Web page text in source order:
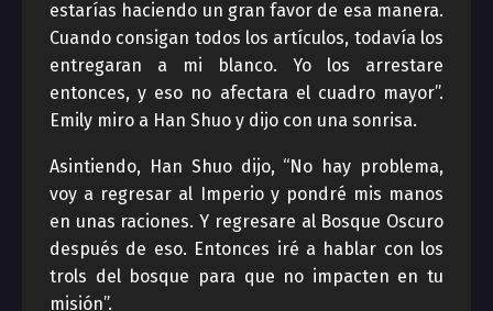
estarías haciendo un gran favor de esa manera.
Cuando consigan todos los artículos, todavía los
entregaran a mi blanco. Yo los arrestare
entonces, y eso no afectara el cuadro mayor”.
Emily miro a Han Shuo y dijo con una sonrisa.
Asintiendo, Han Shuo dijo, “No hay problema,
voy a regresar al Imperio y pondré mis manos
en unas raciones. Y regresare al Bosque Oscuro
después de eso. Entonces iré a hablar con los
trols del bosque para que no impacten en tu
misión”.